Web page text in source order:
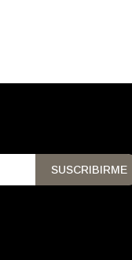
SUSCRIBIRME